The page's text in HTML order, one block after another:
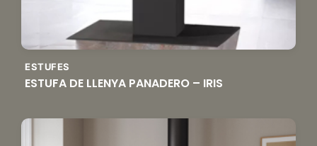
ESTUFES
ESTUFA DE LLENYA PANADERO – IRIS